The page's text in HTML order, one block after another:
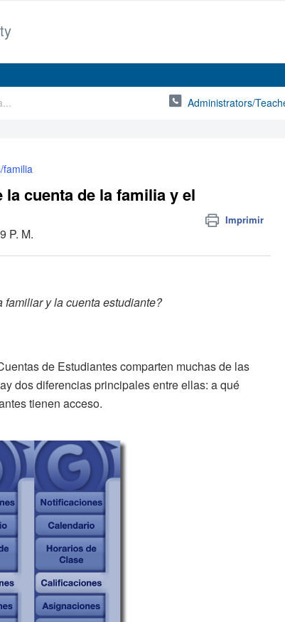
Administrators/
familia
cuenta de la familia y el
Imprimir
P. M.
familiar y la cuenta estudiante?
de Estudiantes comparten muchas de las
dos diferencias principales entre ellas: a qué
tienen acceso.